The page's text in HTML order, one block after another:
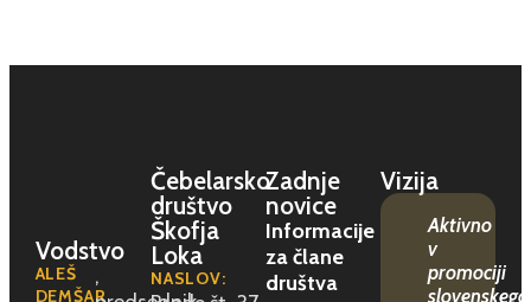
Vodstvo
ALEŠ
DEMŠAR
,
Čebelarsko
društvo
Škofja
Loka
NASLOV:
Zadnje
novice
Informacije
za člane
društva
Vizija
Aktivno
v
promociji
slovenskega